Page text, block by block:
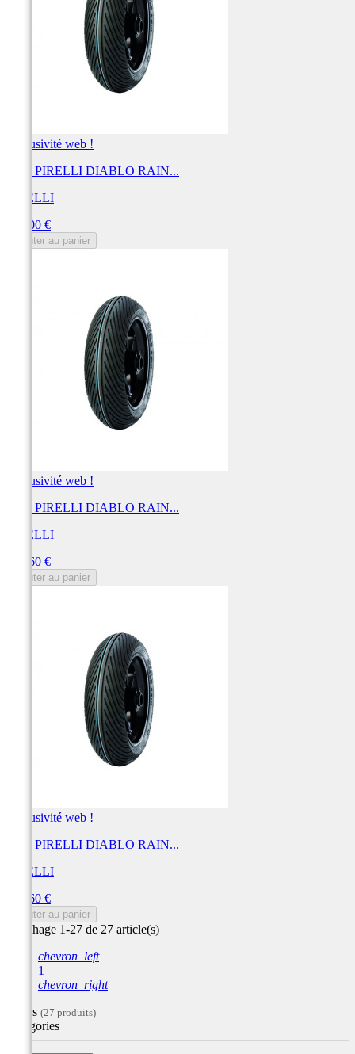
Exclusivité web !
Pneu PIRELLI DIABLO RAIN...
PIRELLI
132,00 €
Ajouter au panier
Exclusivité web !
Pneu PIRELLI DIABLO RAIN...
PIRELLI
129,60 €
Ajouter au panier
Exclusivité web !
Pneu PIRELLI DIABLO RAIN...
PIRELLI
117,60 €
Ajouter au panier
Affichage 1-27 de 27 article(s)
chevron_left
1
chevron_right
Filtres (27 produits)
Catégories